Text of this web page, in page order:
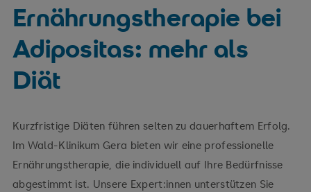
Ernährungstherapie bei
Adipositas: mehr als
Diät
Kurzfristige Diäten führen selten zu dauerhaftem Erfolg.
Im Wald-Klinikum Gera bieten wir eine professionelle
Ernährungstherapie, die individuell auf Ihre Bedürfnisse
abgestimmt ist. Unsere Expert:innen unterstützen Sie